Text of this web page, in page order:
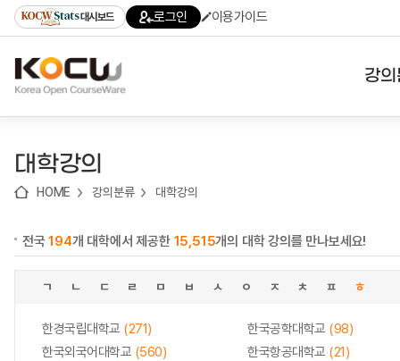
기
기
기
content)
가
대시보드 로그인 이용가이드
강
대학강의
HOME 강의분류 대학강의
전국194개 대학에서 제공한 15,515개의 대학 강의를 만나보세요!
ㄱ ㄴ ㄷ ㄹ ㅁ ㅂ ㅅ ㅇ ㅈ ㅊ ㅍ ㅎ
한경국립대학교 (271) 한국공학대학교 (98)
한국외국어대학교 (560) 한국항공대학교 (21)